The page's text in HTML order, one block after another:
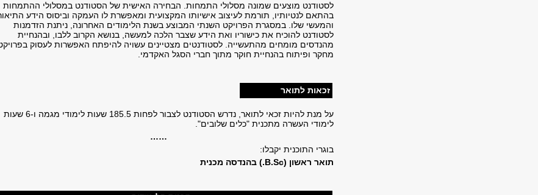
לסטודנט מוצעים שמונה מסלולי התמחות. הבחירה האישית של הסטודנט במסלולי ההתמחות
בהתאם לנטיותיו, תורמת לעיצוב אישיותו המקצועית ומאפשרת לו העמקה וביסוס הידע
והמעשי שלו. במסגרת הפרויקט השנתי המבוצע בשנת הלימודים האחרונה, ניתנת הזדמנות
לסטודנט להוכיח את כישוריו ואת הידע שצבר הלכה למעשה, בנושא הקרוב ללבו, ובהנחיית
מהנדסים מומחים מהתעשייה. לסטודנטים מצטיינים עשויה להיפתח האפשרות לעסוק
מחקר ופיתוח בהנחיית חוקר מתוך חברי הסגל האקדמי.
זכאות לתואר
על מנת להיות זכאי לתואר, נדרש הסטודנט לצבור לפחות 185.5 שעות לימודי מגמה ו-6 שעות
לימודי העשרה מתכנית "כלים שלובים".
……
בוגרי התוכנית יקבלו:
תואר ראשון (B.Sc.) בהנדסה מכנית